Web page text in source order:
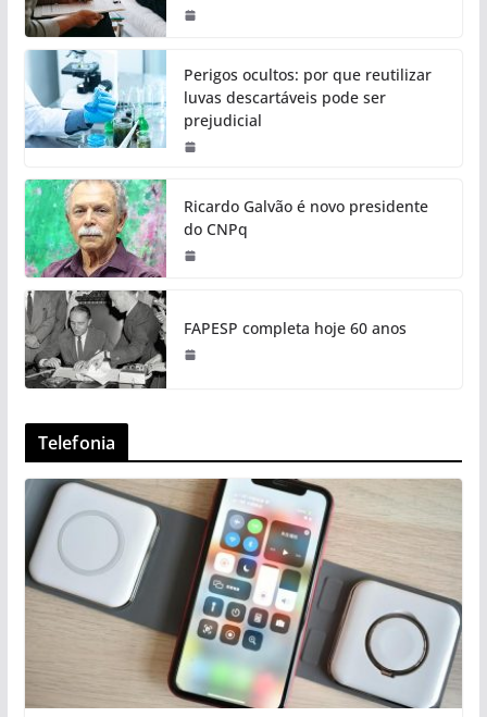
Perigos ocultos: por que reutilizar
luvas descartáveis pode ser
prejudicial
Ricardo Galvão é novo presidente
do CNPq
FAPESP completa hoje 60 anos
Telefonia